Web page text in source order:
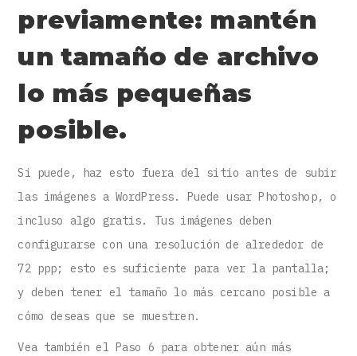
previamente: mantén
un tamaño de archivo
lo más pequeñas
posible.
Si puede, haz esto fuera del sitio antes de subir
las imágenes a WordPress. Puede usar Photoshop, o
incluso algo gratis. Tus imágenes deben
configurarse con una resolución de alrededor de
72 ppp; esto es suficiente para ver la pantalla;
y deben tener el tamaño lo más cercano posible a
cómo deseas que se muestren.
Vea también el Paso 6 para obtener aún más